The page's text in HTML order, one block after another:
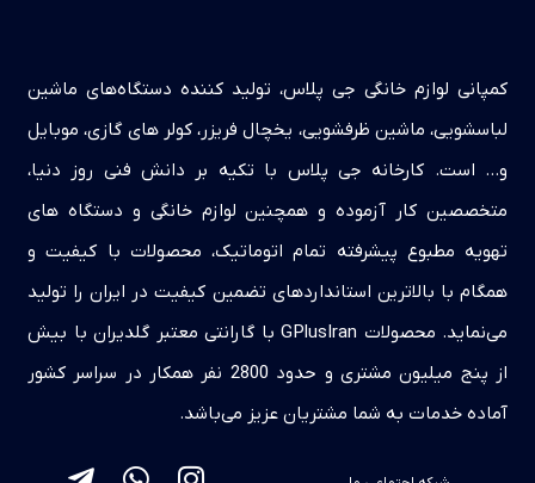
کمپانی لوازم خانگی جی پلاس، تولید کننده دستگاه‌های ماشین
لباسشویی، ماشین ظرفشویی، یخچال فریزر، کولر های گازی، موبایل
و… است. کارخانه جی پلاس با تکیه بر دانش فنی روز دنیا،
متخصصین کار آزموده و همچنین لوازم خانگی و دستگاه های
تهویه مطبوع پیشرفته تمام اتوماتیک، محصولات با کیفیت و
همگام با بالاترین استانداردهای تضمین کیفیت در ایران را تولید
می‌نماید. محصولات GPlusIran با گارانتی معتبر گلدیران با بیش
از پنج میلیون مشتری و حدود 2800 نفر همکار در سراسر کشور
آماده خدمات به شما مشتریان عزیز می‌باشد.